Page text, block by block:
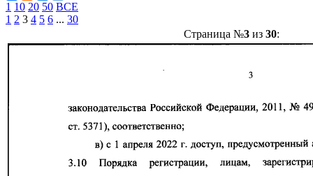
1 10 20 50 ВСЕ
1 2 3 4 5 6 ... 30
Страница №3из 30: